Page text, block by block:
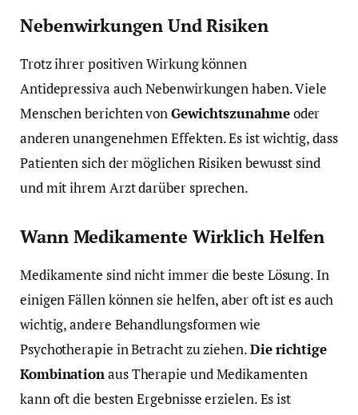
Nebenwirkungen Und Risiken
Trotz ihrer positiven Wirkung können
Antidepressiva auch Nebenwirkungen haben. Viele
Menschen berichten vonGewichtszunahmeoder
anderen unangenehmen Effekten. Es ist wichtig, dass
Patienten sich der möglichen Risiken bewusst sind
und mit ihrem Arzt darüber sprechen.
Wann Medikamente Wirklich Helfen
Medikamente sind nicht immer die beste Lösung. In
einigen Fällen können sie helfen, aber oft ist es auch
wichtig, andere Behandlungsformen wie
Psychotherapie in Betracht zu ziehen.Die richtige
Kombinationaus Therapie und Medikamenten
kann oft die besten Ergebnisse erzielen. Es ist